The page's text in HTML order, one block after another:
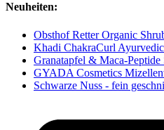
Neuheiten:
Obsthof Retter Organic
Khadi ChakraCurl
Granatapfel & Maca-
GYADA Cosmetics
Schwarze Nuss - fein